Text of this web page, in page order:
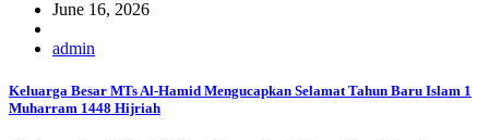
June 16, 2026
admin
Keluarga Besar MTs Al-Hamid Mengucapkan Selamat Tahun Baru Islam 1
Muharram 1448 Hijriah